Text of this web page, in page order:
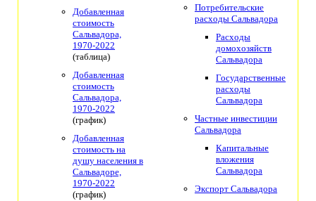
Добавленная
стоимость
Сальвадора,
1970-2022
(таблица)
Добавленная
стоимость
Сальвадора,
1970-2022
(график)
Добавленная
стоимость на
душу населения в
Сальвадоре,
1970-2022
(график)
Потребительские
расходы Сальвадора
Расходы
домохозяйств
Сальвадора
Государственные
расходы
Сальвадора
Частные инвестиции
Сальвадора
Капитальные
вложения
Сальвадора
Экспорт Сальвадора